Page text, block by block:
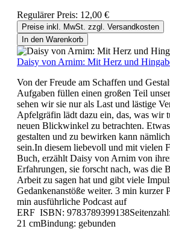
Regulärer Preis: 12,00 €
Preise inkl. MwSt. zzgl. Versandkosten
In den Warenkorb
Daisy von Arnim: Mit Herz und
Von der Freude am Schaffen und
Aufgaben füllen einen großen Teil
sehen wir sie nur als Last und lästige
Apfelgräfin lädt dazu ein, das, was wir
neuen Blickwinkel zu betrachten.
gestalten und zu bewirken kann
sein.In diesem liebevoll und mit vielen
Buch, erzählt Daisy von Arnim von
Erfahrungen, sie forscht nach, was die
Arbeit zu sagen hat und gibt viele
Gedankenanstöße weiter. 3 min kurzer
min ausführliche Podcast auf
ERF ISBN:
21 cmBindung: gebunden